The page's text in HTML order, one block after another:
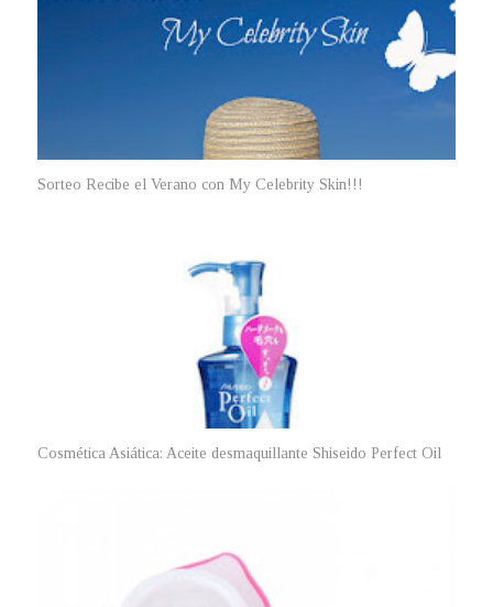
Sorteo Recibe el Verano con My Celebrity Skin!!!
Cosmética Asiática: Aceite desmaquillante Shiseido Perfect Oil